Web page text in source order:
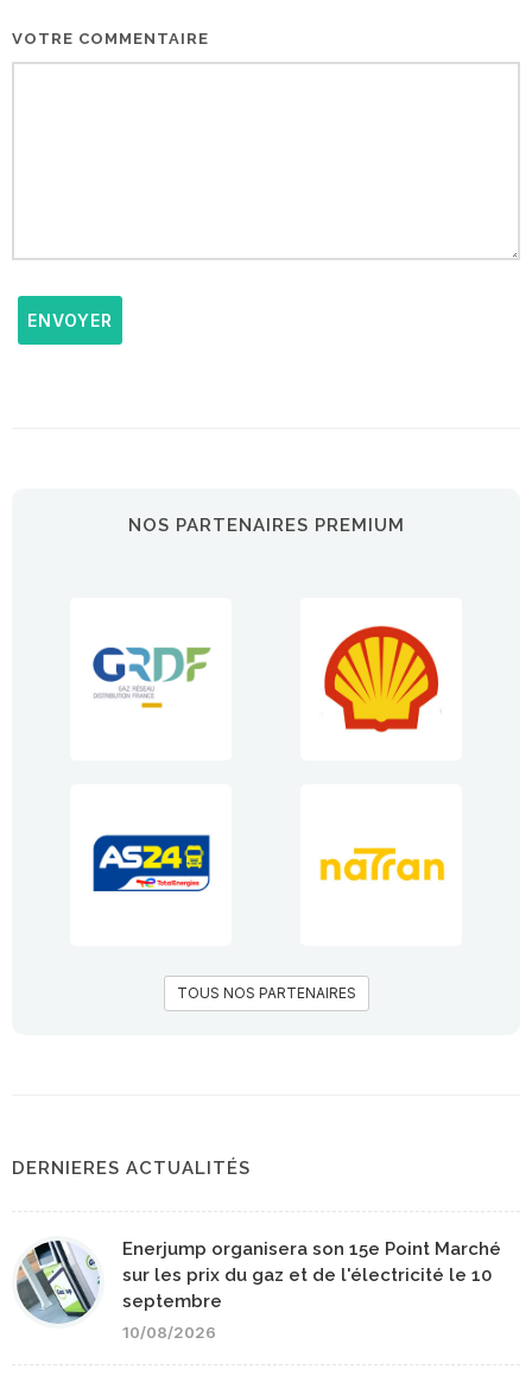
VOTRE COMMENTAIRE
ENVOYER
NOS PARTENAIRES PREMIUM
TOUS NOS PARTENAIRES
DERNIERES ACTUALITÉS
Enerjump organisera son 15e Point Marché
sur les prix du gaz et de l'électricité le 10
septembre
10/08/2026